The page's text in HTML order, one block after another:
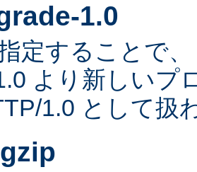
1.0
定することで
より新しいプ
1.0 として扱